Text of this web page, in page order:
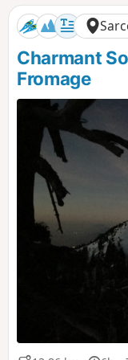
Charmant
Fromage